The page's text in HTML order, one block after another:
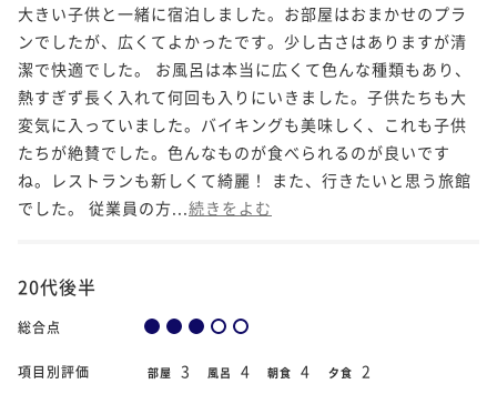
大きい子供と一緒に宿泊しました。お部屋はおまかせのプラ
ンでしたが、広くてよかったです。少し古さはありますが清
潔で快適でした。 お風呂は本当に広くて色んな種類もあり、
熱すぎず長く入れて何回も入りにいきました。子供たちも大
変気に入っていました。バイキングも美味しく、これも子供
たちが絶賛でした。色んなものが食べられるのが良いです
ね。レストランも新しくて綺麗！ また、行きたいと思う旅館
でした。 従業員の方... 続きをよむ
20代後半
総合点
項目別評価 部屋 3 風呂 4 朝食 4 夕食 2